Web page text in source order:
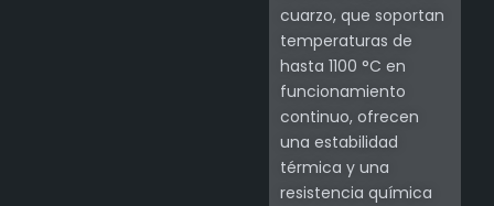
cuarzo, que soportan
temperaturas de
hasta 1100 °C en
funcionamiento
continuo, ofrecen
una estabilidad
térmica y una
resistencia química